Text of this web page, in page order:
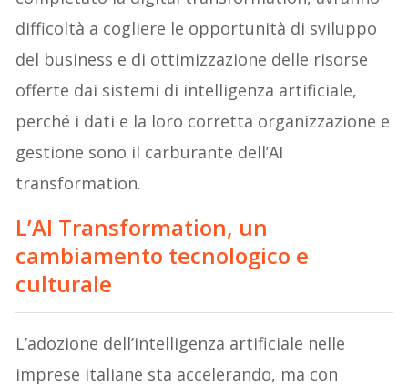
difficoltà a cogliere le opportunità di sviluppo
del business e di ottimizzazione delle risorse
offerte dai sistemi di intelligenza artificiale,
perché i dati e la loro corretta organizzazione e
gestione sono il carburante dell’AI
transformation.
L’AI Transformation, un
cambiamento tecnologico e
culturale
L’adozione dell’intelligenza artificiale nelle
imprese italiane sta accelerando, ma con